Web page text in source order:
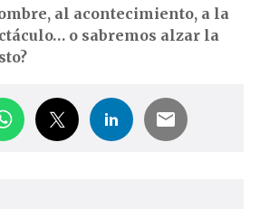
al acontecimiento, a la
o sabremos alzar la